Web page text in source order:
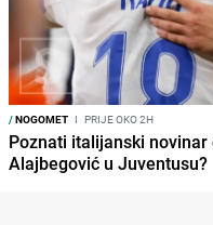
/NOGOMET I PRIJE OKO 2H
Poznati italijanski
Alajbegović u Juventusu?